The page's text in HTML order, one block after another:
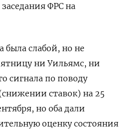
ФРС на
была слабой, но не
ни Уильямс, ни
сигнала по поводу
ставок) на 25
но оба дали
оценку состояния